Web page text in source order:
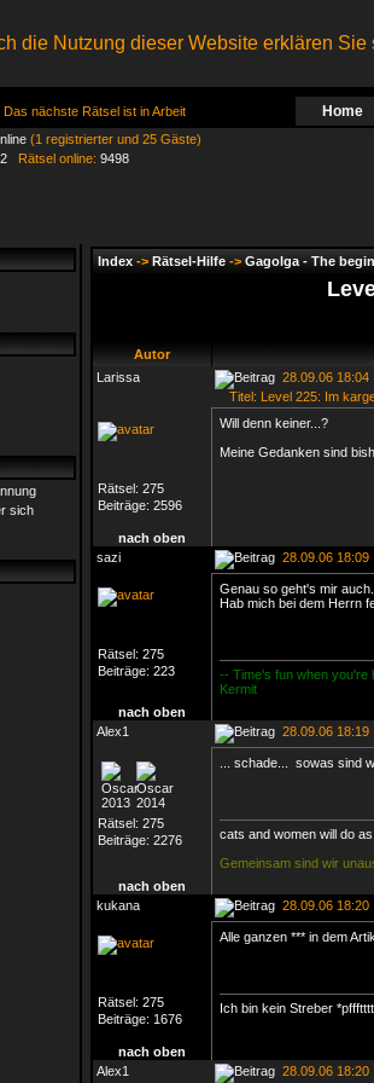
die Nutzung dieser Website erklären
Das nächste Rätsel ist in Arbeit Home
(1 registrierter und 25 Gäste)
Rätsel online: 9498
sich
Index -> Rätsel-Hilfe -> Gagolga - The
Autor
Larissa
28.09.06 18:04
Titel: Level 225: Im
Rätsel: 275
Beiträge: 2596
Will denn keiner...?
Meine Gedanken sind
nach oben
sazi
28.09.06 18:09
Rätsel: 275
Beiträge: 223
Genau so geht's mir auch.
Hab mich bei dem Herrn
-- Time's fun when you're
Kermit
nach oben
Alex1
28.09.06 18:19
Rätsel: 275
Beiträge: 2276
... schade... sowas sind
cats and women will do
Gemeinsam sind wir
nach oben
kukana
28.09.06 18:20
Rätsel: 275
Beiträge: 1676
Alle ganzen *** in dem
Ich bin kein Streber
nach oben
Alex1
28.09.06 18:20